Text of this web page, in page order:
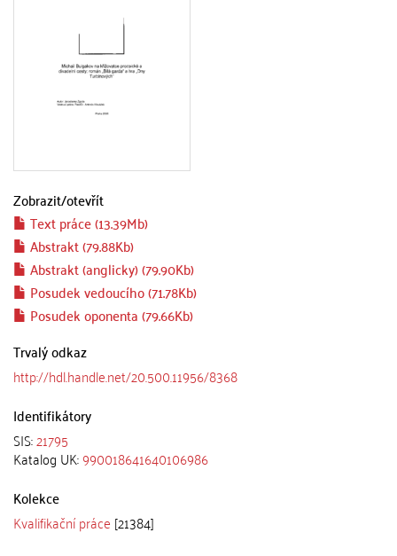
Zobrazit/otevřít
Text práce (13.39Mb)
Abstrakt (79.88Kb)
Abstrakt (anglicky) (79.90Kb)
Posudek vedoucího (71.78Kb)
Posudek oponenta (79.66Kb)
Trvalý odkaz
http://hdl.handle.net/20.500.11956/8368
Identifikátory
SIS:21795
Katalog UK:990018641640106986
Kolekce
Kvalifikační práce [21384]